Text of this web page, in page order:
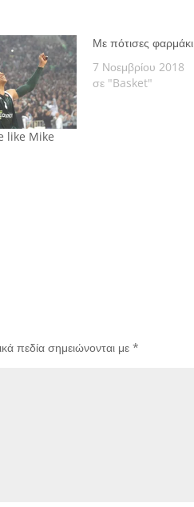
like Mike
Με πότισες φαρμάκι
7 Νοεμβρίου 2018
σε "Basket"
πεδία σημειώνονται με *